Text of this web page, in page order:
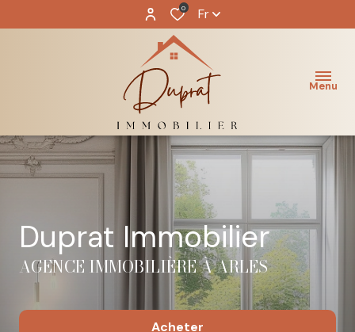
0 Fr
Menu
Duprat Immobilier
AGENCE IMMOBILIÈRE À ARLES
Acheter